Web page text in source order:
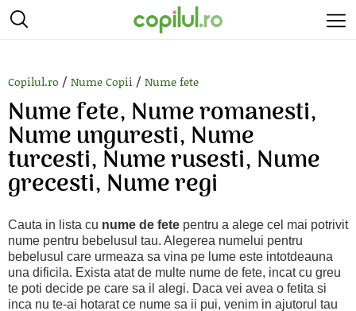
Copilul.ro / Nume Copii / Nume fete
Nume fete, Nume romanesti,
Nume unguresti, Nume
turcesti, Nume rusesti, Nume
grecesti, Nume regi
Cauta in lista cu nume de fete pentru a alege cel mai potrivit
nume pentru bebelusul tau. Alegerea numelui pentru
bebelusul care urmeaza sa vina pe lume este intotdeauna
una dificila. Exista atat de multe nume de fete, incat cu greu
te poti decide pe care sa il alegi. Daca vei avea o fetita si
inca nu te-ai hotarat ce nume sa ii pui, venim in ajutorul tau